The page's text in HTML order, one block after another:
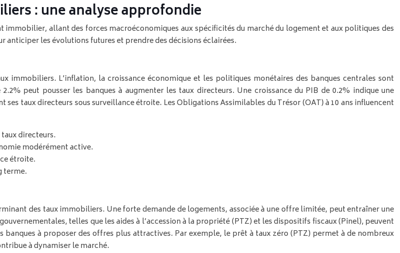
: une analyse approfondie
allant des forces macroéconomiques aux spécificités du marché du logement et aux politiques des
les évolutions futures et prendre des décisions éclairées.
immobiliers. L’inflation, la croissance économique et les politiques monétaires des banques centrales sont
peut pousser les banques à augmenter les taux directeurs. Une croissance du PIB de 0.2% indique une
taux directeurs sous surveillance étroite. Les Obligations Assimilables du Trésor (OAT) à 10 ans influencent
directeurs.
modérément active.
étroite.
terme.
des taux immobiliers. Une forte demande de logements, associée à une offre limitée, peut entraîner une
telles que les aides à l’accession à la propriété (PTZ) et les dispositifs fiscaux (Pinel), peuvent
à proposer des offres plus attractives. Par exemple, le prêt à taux zéro (PTZ) permet à de nombreux
à dynamiser le marché.